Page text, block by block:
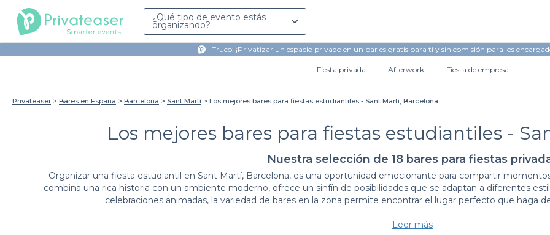
¿Qué tipo de evento estás
organizando?
Truco: ¡Privatizar un espacio privadoen un bar es gratis para ti y sin comisión para los
Fiesta privada Afterwork Fiesta de empresa
Privateaser Bares en España Barcelona Sant Martí Los mejores bares para fiestas estudiantiles - Sant Martí, Barcelona
Los mejores bares para fiestas estudiantiles -
Nuestra selección de 18 bares para fiestas
Organizar una fiesta estudiantil en Sant Martí, Barcelona, es una oportunidad emocionante para compartir
combina una rica historia con un ambiente moderno, ofrece un sinfín de posibilidades que se adaptan a diferentes
celebraciones animadas, la variedad de bares en la zona permite encontrar el lugar perfecto que haga
Leer más